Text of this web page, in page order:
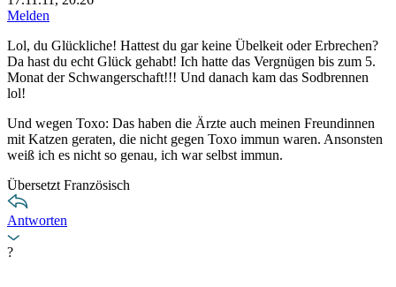
Melden
Lol, du Glückliche! Hattest du gar keine Übelkeit oder Erbrechen?
Da hast du echt Glück gehabt! Ich hatte das Vergnügen bis zum 5.
Monat der Schwangerschaft!!! Und danach kam das Sodbrennen
lol!
Und wegen Toxo: Das haben die Ärzte auch meinen Freundinnen
mit Katzen geraten, die nicht gegen Toxo immun waren. Ansonsten
weiß ich es nicht so genau, ich war selbst immun.
Übersetzt Französisch
Antworten
?